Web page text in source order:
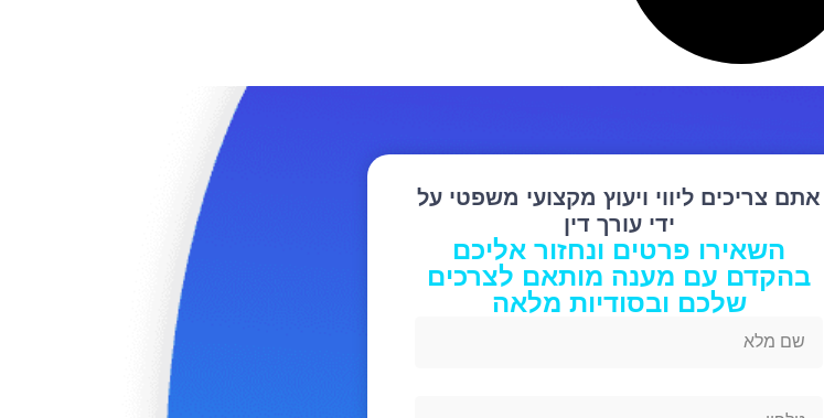
אתם צריכים ליווי ויעוץ מקצועי משפטי על
ידי עורך דין
השאירו פרטים ונחזור אליכם
בהקדם עם מענה מותאם לצרכים
שלכם ובסודיות מלאה